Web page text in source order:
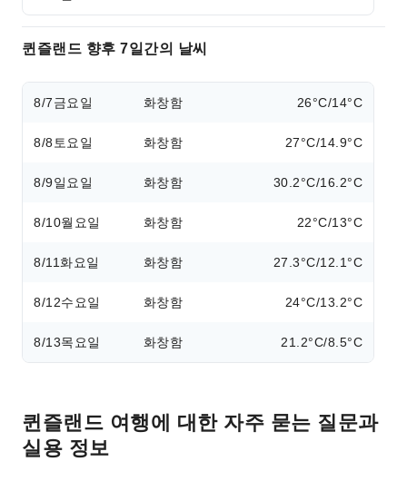
퀸즐랜드 향후 7일간의 날씨
8/7금요일 화창함 26°C/14°C
8/8 토요일 화창함 27°C/14.9°C
8/9일요일 화창함 30.2°C/16.2°C
8/10월요일 화창함 22°C/13°C
8/11 화요일 화창함 27.3°C/12.1°C
8/12수요일 화창함 24°C/13.2°C
8/13목요일 화창함 21.2°C/8.5°C
퀸즐랜드 여행에 대한 자주 묻는 질문과
실용 정보